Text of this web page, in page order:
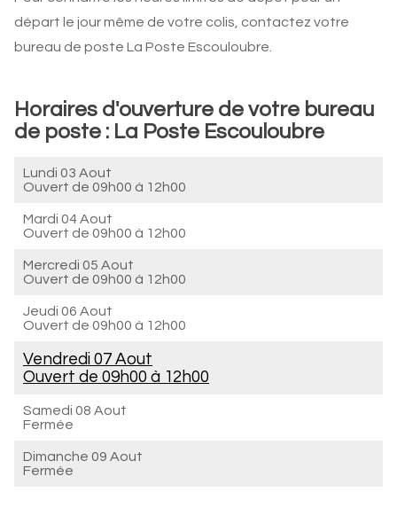
départ le jour même de votre colis, contactez votre
bureau de poste La Poste Escouloubre.
Horaires d'ouverture de votre bureau
de poste : La Poste Escouloubre
Lundi 03 Aout
Ouvert de 09h00 à 12h00
Mardi 04 Aout
Ouvert de 09h00 à 12h00
Mercredi 05 Aout
Ouvert de 09h00 à 12h00
Jeudi 06 Aout
Ouvert de 09h00 à 12h00
Vendredi 07 Aout
Ouvert de 09h00 à 12h00
Samedi 08 Aout
Fermée
Dimanche 09 Aout
Fermée